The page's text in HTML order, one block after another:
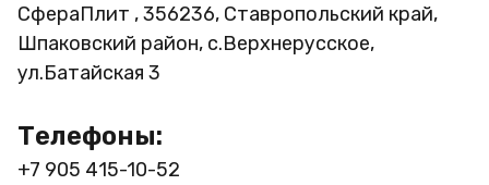
СфераПлит , 356236, Ставропольский край,
Шпаковский район, с.Верхнерусское,
ул.Батайская 3
Телефоны:
+7 905 415-10-52